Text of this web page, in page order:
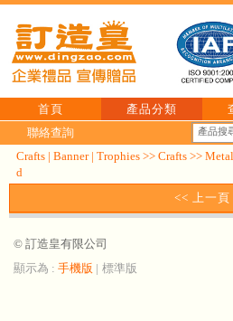
首頁 產品分類
聯絡查詢
Crafts | Banner | Trophies >> Crafts >>
d
<< 上一頁
© 訂造皇有限公司
顯示為 : 手機版 | 標準版